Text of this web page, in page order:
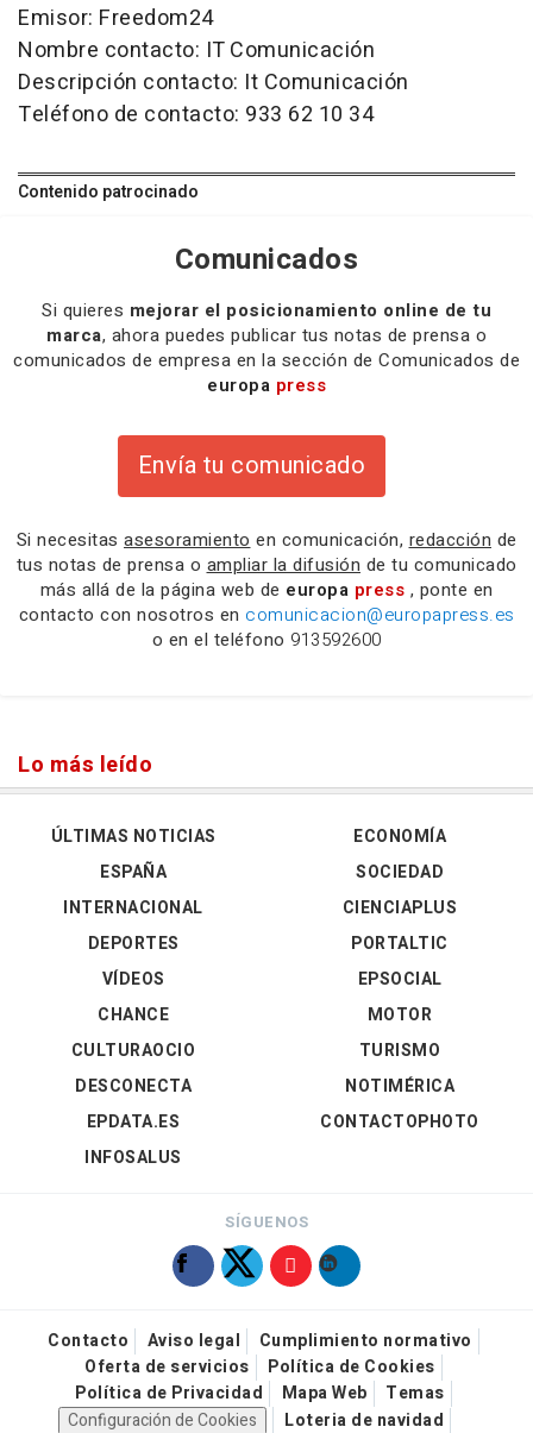
Emisor: Freedom24
Nombre contacto: IT Comunicación
Descripción contacto: It Comunicación
Teléfono de contacto: 933 62 10 34
Contenido patrocinado
Comunicados
Si quieres mejorar el posicionamiento online de tu
marca, ahora puedes publicar tus notas de prensa o
comunicados de empresa en la sección de Comunicados de
europa press
Envía tu comunicado
Si necesitas asesoramiento en comunicación, redacción de
tus notas de prensa o ampliar la difusión de tu comunicado
más allá de la página web de europa press , ponte en
contacto con nosotros en comunicacion@europapress.es
o en el teléfono 913592600
Lo más leído
ÚLTIMAS NOTICIAS
ESPAÑA
INTERNACIONAL
DEPORTES
VÍDEOS
ECONOMÍA
SOCIEDAD
CIENCIAPLUS
PORTALTIC
EPSOCIAL
CHANCE
CULTURAOCIO
DESCONECTA
EPDATA.ES
INFOSALUS
MOTOR
TURISMO
NOTIMÉRICA
CONTACTOPHOTO
SÍGUENOS
Contacto Aviso legal
Cumplimiento normativo
Oferta de servicios
Política de Cookies
Política de Privacidad
Mapa Web
Temas
Configuración de Cookies
Loteria de navidad